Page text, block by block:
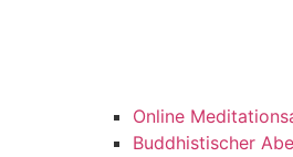
Online
Buddhistischer